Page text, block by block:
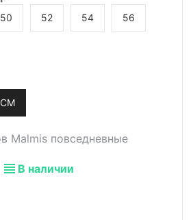
50 52 54 56
СМ
Malmis повседневные
В наличии